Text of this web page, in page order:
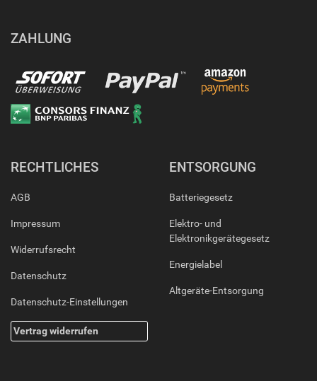
ZAHLUNG
RECHTLICHES
AGB
Impressum
Widerrufsrecht
Datenschutz
Datenschutz-Einstellungen
Vertrag widerrufen
ENTSORGUNG
Batteriegesetz
Elektro- und
Elektronikgerätegesetz
Energielabel
Altgeräte-Entsorgung